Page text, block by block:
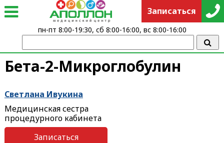
Бета-2-Микроглобулин
Светлана Ивукина
Медицинская сестра
процедурного кабинета
Записаться
Записаться
пн-пт 8:00-19:30, сб 8:00-16:00, вс 8:00-16:00